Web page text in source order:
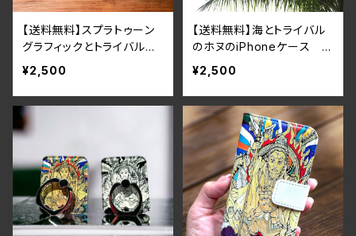
【送料無料】スプラトゥーン
グラフィックとトライバルの
ホヌのiPhoneケース ホワ
イトタトゥーペンキ絵の具iP
hone16シリーズ対応
¥2,500
【送料無料】海とトライバル
のホヌのiPhoneケース ホ
ワイトタトゥーiPhone16シ
リーズ対応
¥2,500